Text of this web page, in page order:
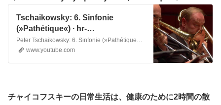
Tschaikowsky: 6. Sinfonie
(»Pathétique«) ∙ hr-
Sinfonieorchester ∙ Lionel
Bringuier
Peter Tschaikowsky: 6. Sinfonie (»Pathétique«) ∙(Auftritt) 00:00 ∙I. Adagio – Allegro non troppo 00:40 ∙ II. Allegro con grazia 21:16 ∙III. Allegro molto...
www.youtube.com
チャイコフスキーの日常生活は、健康のために2時間の散